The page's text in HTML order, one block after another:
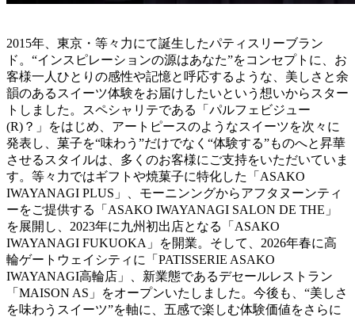
2015年、東京・等々力にて誕生したパティスリーブラン
ド。“インスピレーションの源はあなた”をコンセプトに、お
客様一人ひとりの感性や記憶と呼応するような、美しさと余
韻のあるスイーツ体験をお届けしたいという想いからスター
トしました。スペシャリテである「パルフェビジュー
(R)？」をはじめ、アートピースのようなスイーツを次々に
発表し、菓子を“味わう”だけでなく“体験する”ものへと昇華
させるスタイルは、多くのお客様にご支持をいただいていま
す。等々力ではギフトや焼菓子に特化した「ASAKO
IWAYANAGI PLUS」、モーニンングからアフタヌーンティ
ーをご提供する「ASAKO IWAYANAGI SALON DE THE」
を展開し、2023年に九州初出店となる「ASAKO
IWAYANAGI FUKUOKA」を開業。そして、2026年春に高
輪ゲートウェイシティに「PATISSERIE ASAKO
IWAYANAGI高輪店」、新業態であるデセールレストラン
「MAISON AS」をオープンいたしました。今後も、“美しさ
を味わうスイーツ”を軸に、五感で楽しむ体験価値をさらに